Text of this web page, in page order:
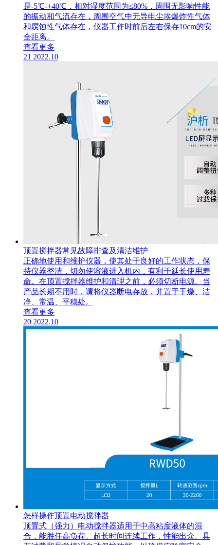
是-5℃-+40℃，相对湿度范围为≤80%，周围无影响性能
的振动和气流存在，周围空气中无导电尘埃爆炸性气体
和腐蚀性气体存在，仪器工作时前后左右保存10cm的安
全距离。
查看更多
21 2022.10
顶置搅拌器常见故障排查及清洁维护
正确地使用和维护仪器，使其处于良好的工作状态，保
持仪器整洁，切勿使溶液进入机内，有利于延长使用寿
命。在顶置搅拌器​维护和清理之前，必须切断电源。当
产品长期不用时，请将仪器断电存放，并置于干燥、洁
净、常温、平稳处。
查看更多
20 2022.10
怎样操作顶置电动搅拌器
顶置式（强力）电动搅拌器适用于中高粘度液体的混
合，能胜任高负荷、超长时间连续工作，性能出众。具